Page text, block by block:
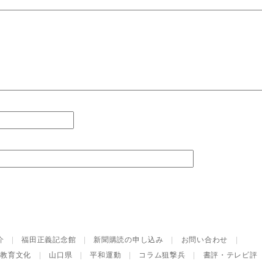
|福田正義記念館 新聞購読の申し込み お問い合わせ
教育文化 山口県 |平和運動 コラム狙撃兵 書評・テレビ評